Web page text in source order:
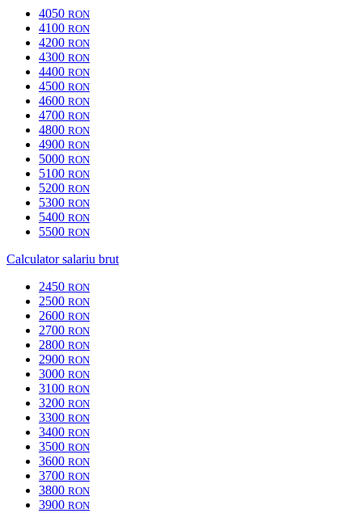
4050 RON
4100 RON
4200 RON
4300 RON
4400 RON
4500 RON
4600 RON
4700 RON
4800 RON
4900 RON
5000 RON
5100 RON
5200 RON
5300 RON
5400 RON
5500 RON
Calculator salariu brut
2450 RON
2500 RON
2600 RON
2700 RON
2800 RON
2900 RON
3000 RON
3100 RON
3200 RON
3300 RON
3400 RON
3500 RON
3600 RON
3700 RON
3800 RON
3900 RON